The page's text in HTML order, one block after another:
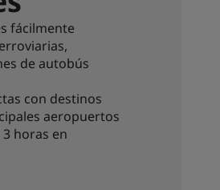
fácilmente
de autobús
con destinos
aeropuertos
horas en